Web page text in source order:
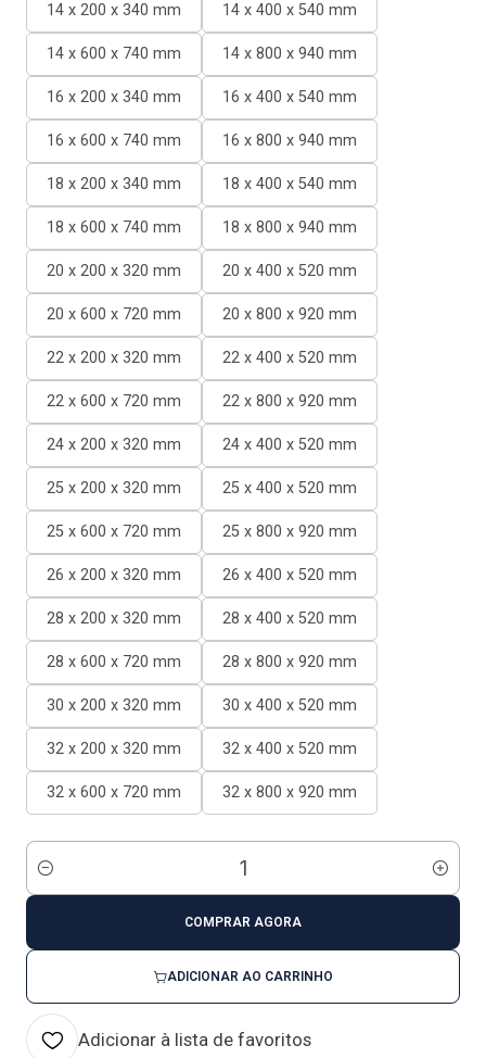
14 x 200 x 340 mm 14 x 400 x 540 mm
14 x 600 x 740 mm 14 x 800 x 940 mm
16 x 200 x 340 mm 16 x 400 x 540 mm
16 x 600 x 740 mm 16 x 800 x 940 mm
18 x 200 x 340 mm 18 x 400 x 540 mm
18 x 600 x 740 mm 18 x 800 x 940 mm
20 x 200 x 320 mm 20 x 400 x 520 mm
20 x 600 x 720 mm 20 x 800 x 920 mm
22 x 200 x 320 mm 22 x 400 x 520 mm
22 x 600 x 720 mm 22 x 800 x 920 mm
24 x 200 x 320 mm 24 x 400 x 520 mm
25 x 200 x 320 mm 25 x 400 x 520 mm
25 x 600 x 720 mm 25 x 800 x 920 mm
26 x 200 x 320 mm 26 x 400 x 520 mm
28 x 200 x 320 mm 28 x 400 x 520 mm
28 x 600 x 720 mm 28 x 800 x 920 mm
30 x 200 x 320 mm 30 x 400 x 520 mm
32 x 200 x 320 mm 32 x 400 x 520 mm
32 x 600 x 720 mm 32 x 800 x 920 mm
Quantidade
ADICIONAR AO CARRINHO
COMPRAR AGORA
Adicionar à lista de favoritos